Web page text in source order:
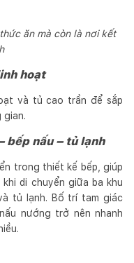
ăn mà còn là nơi kết
hoạt
và tủ cao trần để sắp
gian.
bếp nấu – tủ lạnh
trong thiết kế bếp, giúp
di chuyển giữa ba khu
tủ lạnh. Bố trí tam giác
nướng trở nên nhanh